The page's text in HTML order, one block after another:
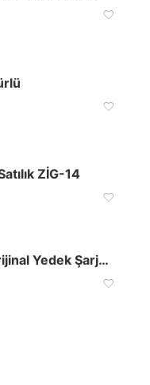
ZİG-14
CZ 75 9×19 Orijinal Yedek Şarjörlü